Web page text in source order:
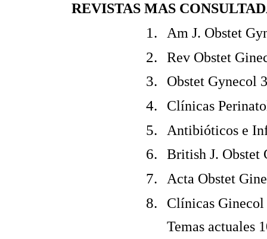
REVISTAS MAS
Am J. Obstet
Rev Obstet
Obstet Gynecol
Clínicas
Antibióticos e
British J. Obstet
Acta Obstet
Clínicas Ginecol
Temas actuales